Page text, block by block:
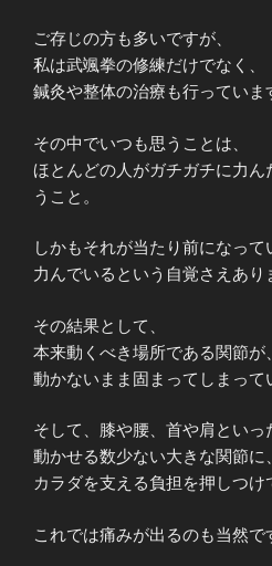
ご存じの方も多いですが、
私は武颯拳の修練だけでなく、
鍼灸や整体の治療も行っていま
その中でいつも思うことは、
ほとんどの人がガチガチに力ん
うこと。
しかもそれが当たり前になって
力んでいるという自覚さえあり
その結果として、
本来動くべき場所である関節が、
動かないまま固まってしまって
そして、膝や腰、首や肩といっ
動かせる数少ない大きな関節に、
カラダを支える負担を押しつけ
これでは痛みが出るのも当然で